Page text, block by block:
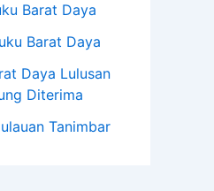
Barat Daya
Barat Daya
Daya Lulusan
Diterima
Tanimbar